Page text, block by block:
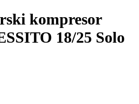
kompresor
18/25 Solo